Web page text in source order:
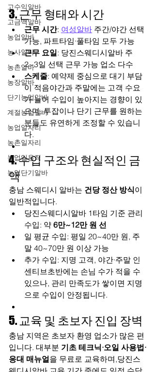
고수익알바
고금액알바
농업알바
농사알바
농촌알바
농장알바
단기농업알바
계절농업알바
농업일자리
농촌일자리
농업일용직
농업단기알바
3. 근무 형태와 시간
근무 시간: 여성알바 주간/야간 선택
가능, 파트타임·풀타임 모두 가능
근무 요일: 당진스웨디시알바 주
2~3일 선택 근무 가능 업소 다수
스케줄: 예약제 중심으로 대기 부담
이 적음야간과 주말에는 고객 수요
가 늘어 수입이 높아지는 경향이 있
으며, 투잡이나 단기 근무를 원하는
분들도 유연하게 조정할 수 있습니
다.
4. 수입 구조와 현실적인 금
액
충남 스웨디시 알바는 건당 정산 방식이
일반적입니다.
당진스웨디시알바 1타임 기준 관리
수입: 약 6만~12만 원 선
일 평균 수입: 평일 20~40만 원, 주
말 40~70만 원 이상 가능
추가 수입: 지명 고객, 야간·주말 인
센티브초반에는 손님 수가 적을 수
있으나, 관리 만족도가 쌓이면 지명
으로 수입이 안정됩니다.
5. 교육 및 초보자 진입 장벽
충남 지역은 초보자 환영 업소가 많은 편
입니다. 대부분 기초 테크닉·오일 사용법·
응대 매뉴얼을 무료로 교육하며,당진스